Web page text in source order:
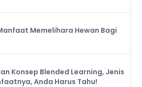
Memelihara Hewan Bagi
Konsep Blended Learning, Jenis
Anda Harus Tahu!